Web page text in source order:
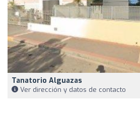
Tanatorio Alguazas
Ver dirección y datos de contacto